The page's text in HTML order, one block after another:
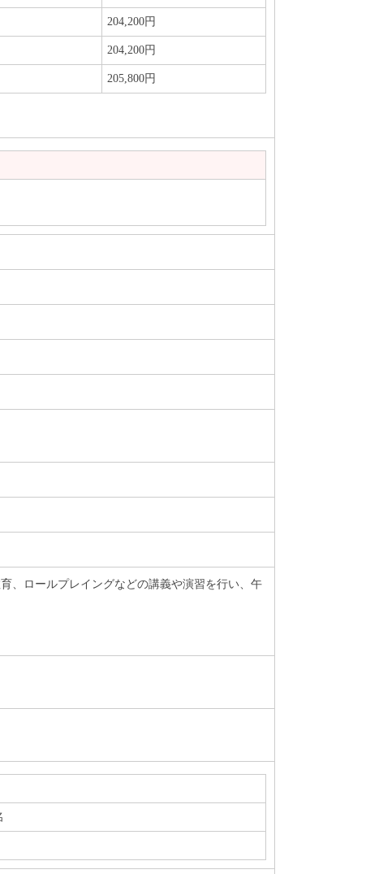
204,200円
204,200円
205,800円
、ロールプレイングなどの講義や演習を行い、午